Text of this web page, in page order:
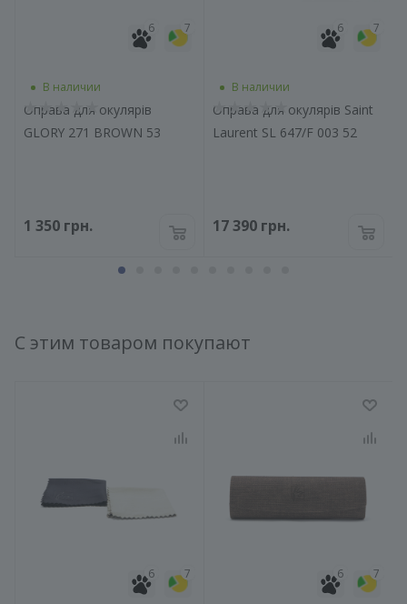
7
6
В наличии
Оправа для окулярів
GLORY 271 BROWN 53
1 350 грн.
7
6
В наличии
Оправа для окулярів Saint
Laurent SL 647/F 003 52
17 390 грн.
С этим товаром покупают
7
6 7
6